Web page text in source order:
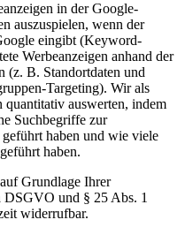
in der Google-
auszuspielen, wenn der
eingibt (Keyword-
Werbeanzeigen anhand der
(z. B. Standortdaten und
Targeting). Wir als
quantitativ auswerten, indem
Suchbegriffe zur
haben und wie viele
haben.
Grundlage Ihrer
und § 25 Abs. 1
widerrufbar.